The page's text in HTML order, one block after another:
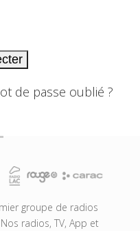
de passe oublié ?
groupe de radios
radios, TV, App et